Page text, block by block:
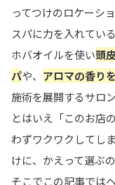
ってつけのロケーシ
スパに力を入れてい
ホバオイルを使い頭
パや、 アロマの香り
施術を展開するサロ
とはいえ「このお店
わずワクワクしてし
けに、かえって選ぶ
そこでこの記事では